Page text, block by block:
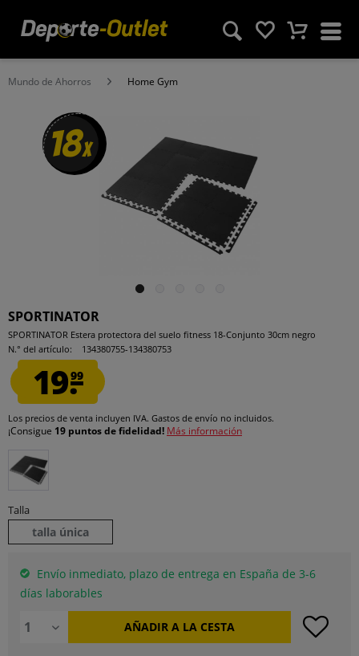
Mundo de Ahorros Home Gym
18x
SPORTINATOR
SPORTINATOR Estera protectora del suelo fitness 18-Conjunto 30cm negro
N.° del artículo:
134380755-134380753
19.99
Los precios de venta incluyen IVA. Gastos de envío no incluidos.
¡Consigue 19 puntos de fidelidad! Más información
Talla
talla única
Envío inmediato, plazo de entrega en España de 3-6
días laborables
AÑADIR A LA CESTA